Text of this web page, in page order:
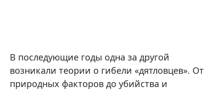
В последующие годы одна за другой
возникали теории о гибели «дятловцев». От
природных факторов до убийства и